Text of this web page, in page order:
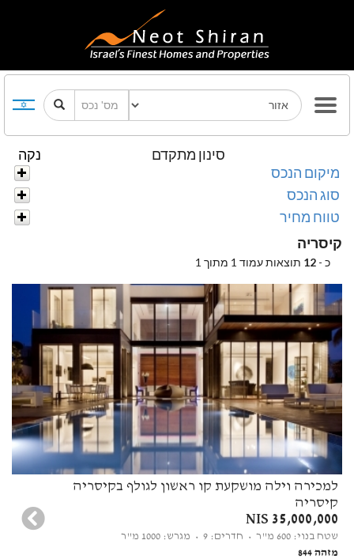
סינון מתקדם
נקה
מיקום הנכס
סוג הנכס
טווח מחיר
קיסריה
כ - 12 תוצאות עמוד 1 מתוך 1
למכירה וילה מושקעת קו ראשון לגולף בקיסריה
קיסריה
35,000,000 NIS
שטח בנוי: 600 מ"ר • חדרים: 9
• מגרש: 1000 מ"ר
מזהה 844